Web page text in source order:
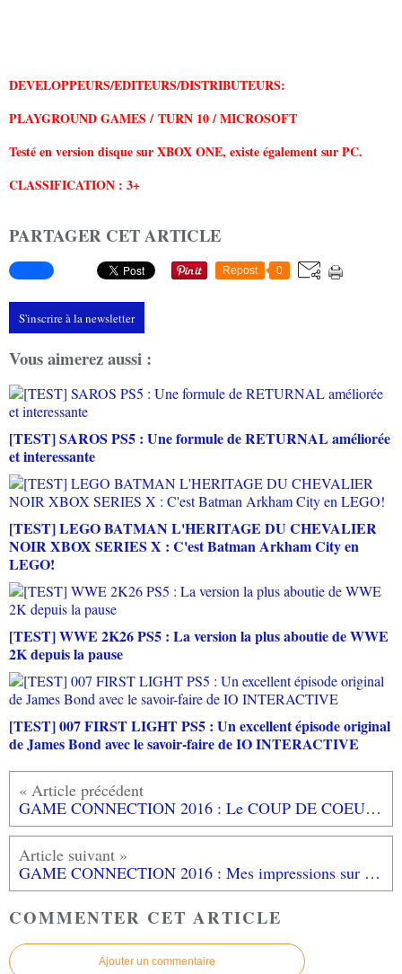
DEVELOPPEURS/EDITEURS/DISTRIBUTEURS:
PLAYGROUND GAMES / TURN 10 / MICROSOFT
Testé en version disque sur XBOX ONE, existe également sur PC.
CLASSIFICATION : 3+
PARTAGER CET ARTICLE
Repost 0
S'inscrire à la newsletter
Vous aimerez aussi :
[TEST] SAROS PS5 : Une formule de RETURNAL améliorée
et interessante
[TEST] LEGO BATMAN L'HERITAGE DU CHEVALIER
NOIR XBOX SERIES X : C'est Batman Arkham City en
LEGO!
[TEST] WWE 2K26 PS5 : La version la plus aboutie de WWE
2K depuis la pause
[TEST] 007 FIRST LIGHT PS5 : Un excellent épisode original
de James Bond avec le savoir-faire de IO INTERACTIVE
GAME CONNECTION 2016 : Le COUP DE COEUR pour DRAGO DINO sur PC
GAME CONNECTION 2016 : Mes impressions sur THE LION'S SONG EPISODE 2 sur PC
COMMENTER CET ARTICLE
Ajouter un commentaire